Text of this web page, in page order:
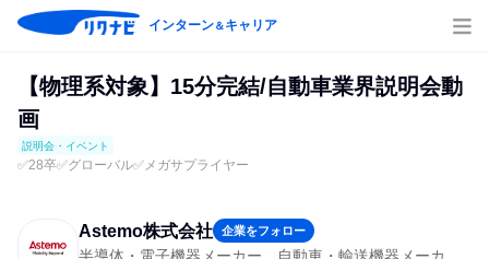
インターン＆キャリア
【物理系対象】15分完結/自動車業界説明会動
画
説明会・イベント
✅28卒✅グローバル✅メガサプライヤー
Astemo株式会社 企業をフォロー